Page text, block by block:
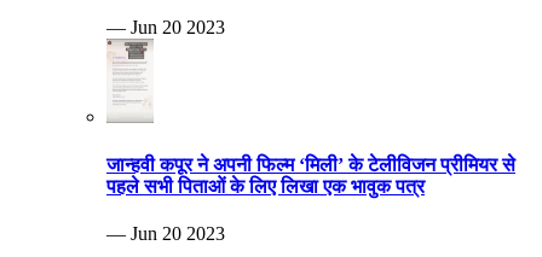
— Jun 20 2023
जान्हवी कपूर ने अपनी फिल्म ‘मिली’ के टेलीविजन प्रीमियर से
पहले सभी पिताओं के लिए लिखा एक भावुक पत्र
— Jun 20 2023